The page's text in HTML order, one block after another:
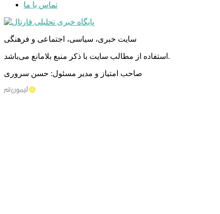
تماس با ما
سایت خبری، سیاسی، اجتماعی و فرهنگی
استفاده از مطالب سایت با ذکر منبع بلامانع می‌باشد.
صاحب امتیاز و مدیر مسئول: حسن سروری